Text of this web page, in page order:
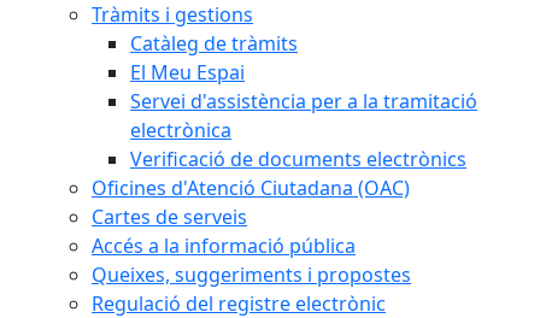
Tràmits i gestions
Catàleg de tràmits
El Meu Espai
Servei d'assistència per a la tramitació
electrònica
Verificació de documents electrònics
Oficines d'Atenció Ciutadana (OAC)
Cartes de serveis
Accés a la informació pública
Queixes, suggeriments i propostes
Regulació del registre electrònic